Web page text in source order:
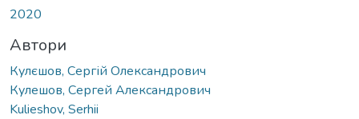
2020
Автори
Кулєшов, Сергій Олександрович
Кулешов, Сергей Александрович
Kulieshov, Serhii